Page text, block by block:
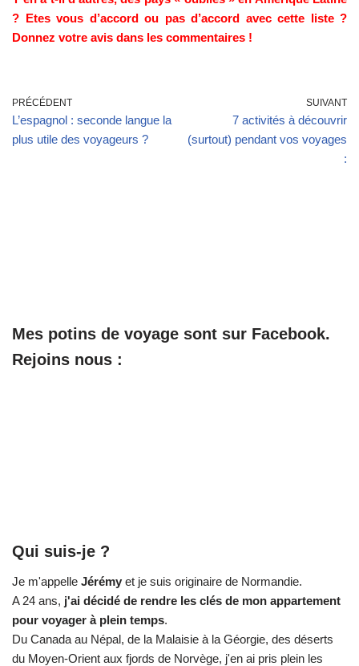
? Etes vous d’accord ou pas d’accord avec cette liste ?
Donnez votre avis dans les commentaires !
PRÉCÉDENT
L’espagnol : seconde langue la
plus utile des voyageurs ?
SUIVANT
7 activités à découvrir
(surtout) pendant vos voyages
:
Mes potins de voyage sont sur Facebook.
Rejoins nous :
Qui suis-je ?
Je m'appelle Jérémy et je suis originaire de Normandie.
A 24 ans, j'ai décidé de rendre les clés de mon appartement
pour voyager à plein temps.
Du Canada au Népal, de la Malaisie à la Géorgie, des déserts
du Moyen-Orient aux fjords de Norvège, j'en ai pris plein les